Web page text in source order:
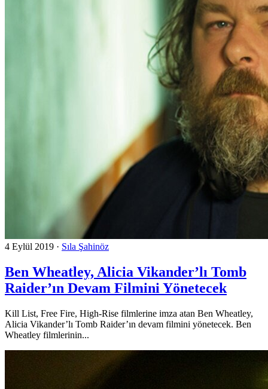
4 Eylül 2019 · Sıla Şahinöz
Ben Wheatley, Alicia Vikander’lı Tomb
Raider’ın Devam Filmini Yönetecek
Kill List, Free Fire, High-Rise filmlerine imza atan Ben Wheatley,
Alicia Vikander’lı Tomb Raider’ın devam filmini yönetecek. Ben
Wheatley filmlerinin...